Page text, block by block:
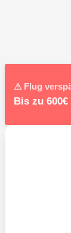
⚠ Flug
Bis zu